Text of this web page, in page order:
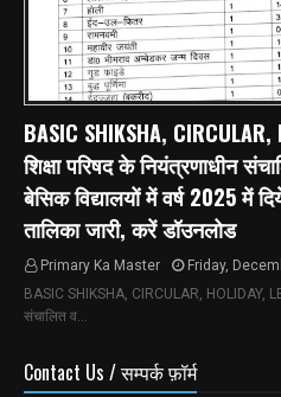
BASIC SHIKSHA, CIRCULAR,
शिक्षा परिषद के नियंत्रणाधीन
बेसिक विद्यालयों में वर्ष 2025 में
तालिका जारी, करें डॉउनलोड
Primary Ka Master
Friday,
BASIC SHIKSHA, CIRCULAR, HOLIDAY,
संचालित व…
Contact Us / सम्पर्क फ़ॉर्म